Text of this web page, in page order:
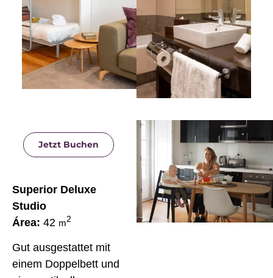
Jetzt Buchen
Superior Deluxe
Studio
Área: 42 m2
Gut ausgestattet mit
einem Doppelbett und